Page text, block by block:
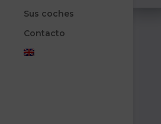
Sus coches
Contacto